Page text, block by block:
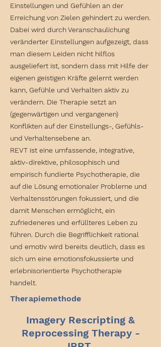
Einstellungen und Gefühlen an der
Erreichung von Zielen gehindert zu werden.
Dabei wird durch Veranschaulichung
veränderter Einstellungen aufgezeigt, dass
man diesem Leiden nicht hilflos
ausgeliefert ist, sondern dass mit Hilfe der
eigenen geistigen Kräfte gelernt werden
kann, Gefühle und Verhalten aktiv zu
verändern. Die Therapie setzt an
(gegenwärtigen und vergangenen)
Konflikten auf der Einstellungs-, Gefühls-
und Verhaltensebene an.
REVT ist eine umfassende, integrative,
aktiv-direktive, philosophisch und
empirisch fundierte Psychotherapie, die
auf die Lösung emotionaler Probleme und
Verhaltensstörungen fokussiert, und die
damit Menschen ermöglicht, ein
zufriedeneres und erfüllteres Leben zu
führen. Durch die Begrifflichkeit rational
und emotiv wird bereits deutlich, dass es
sich um eine emotionsfokussierte und
erlebnisorientierte Psychotherapie
handelt.
Therapiemethode
Imagery Rescripting &
Reprocessing Therapy -